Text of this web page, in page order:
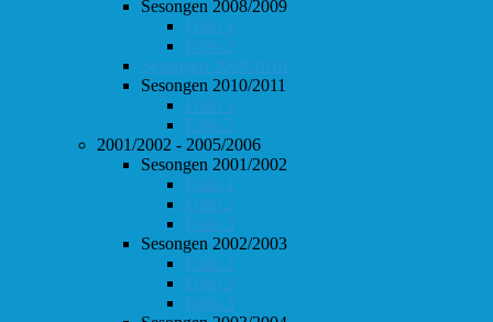
Sesongen 2008/2009
Follo 1
Follo 2
Sesongen 2009/2010
Sesongen 2010/2011
Follo 1
Follo 2
2001/2002 - 2005/2006
Sesongen 2001/2002
Follo 1
Follo 2
Follo 3
Sesongen 2002/2003
Follo 1
Follo 2
Follo 3